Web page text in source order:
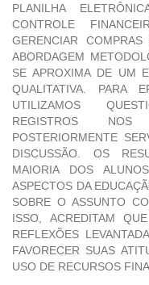
PLANILHA
CONTROLE
GERENCIAR
ABORDAGEM
SE APROXIMA DE UM
QUALITATIVA. PARA
UTILIZAMOS
REGISTROS
POSTERIORMENTE
DISCUSSÃO. OS
MAIORIA DOS
ASPECTOS DA
SOBRE O ASSUNTO
ISSO, ACREDITAM
REFLEXÕES
FAVORECER SUAS
USO DE RECURSOS